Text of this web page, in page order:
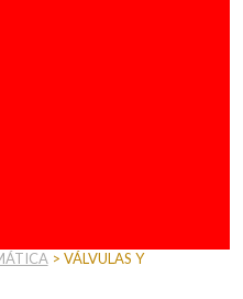
> VÁLVULAS Y